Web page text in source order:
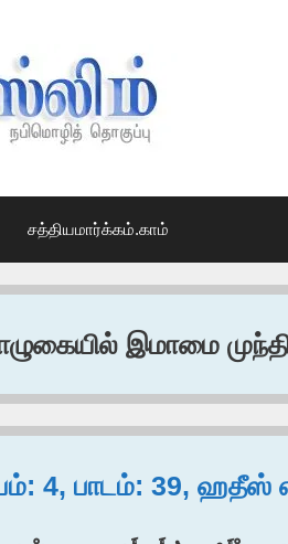
சத்தியமார்க்கம்.காம்
இமாமை முந்தி
4, பாடம்: 39, ஹதீஸ்